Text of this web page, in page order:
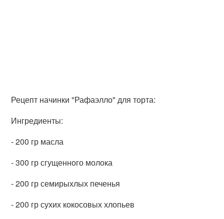
Рецепт начинки "Рафаэлло" для торта:
Ингредиенты:
- 200 гр масла
- 300 гр сгущенного молока
- 200 гр семирыхлых печенья
- 200 гр сухих кокосовых хлопьев